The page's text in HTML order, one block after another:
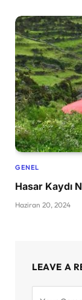
GENEL
Hasar Kaydı
Haziran 20, 2024
LEAVE A